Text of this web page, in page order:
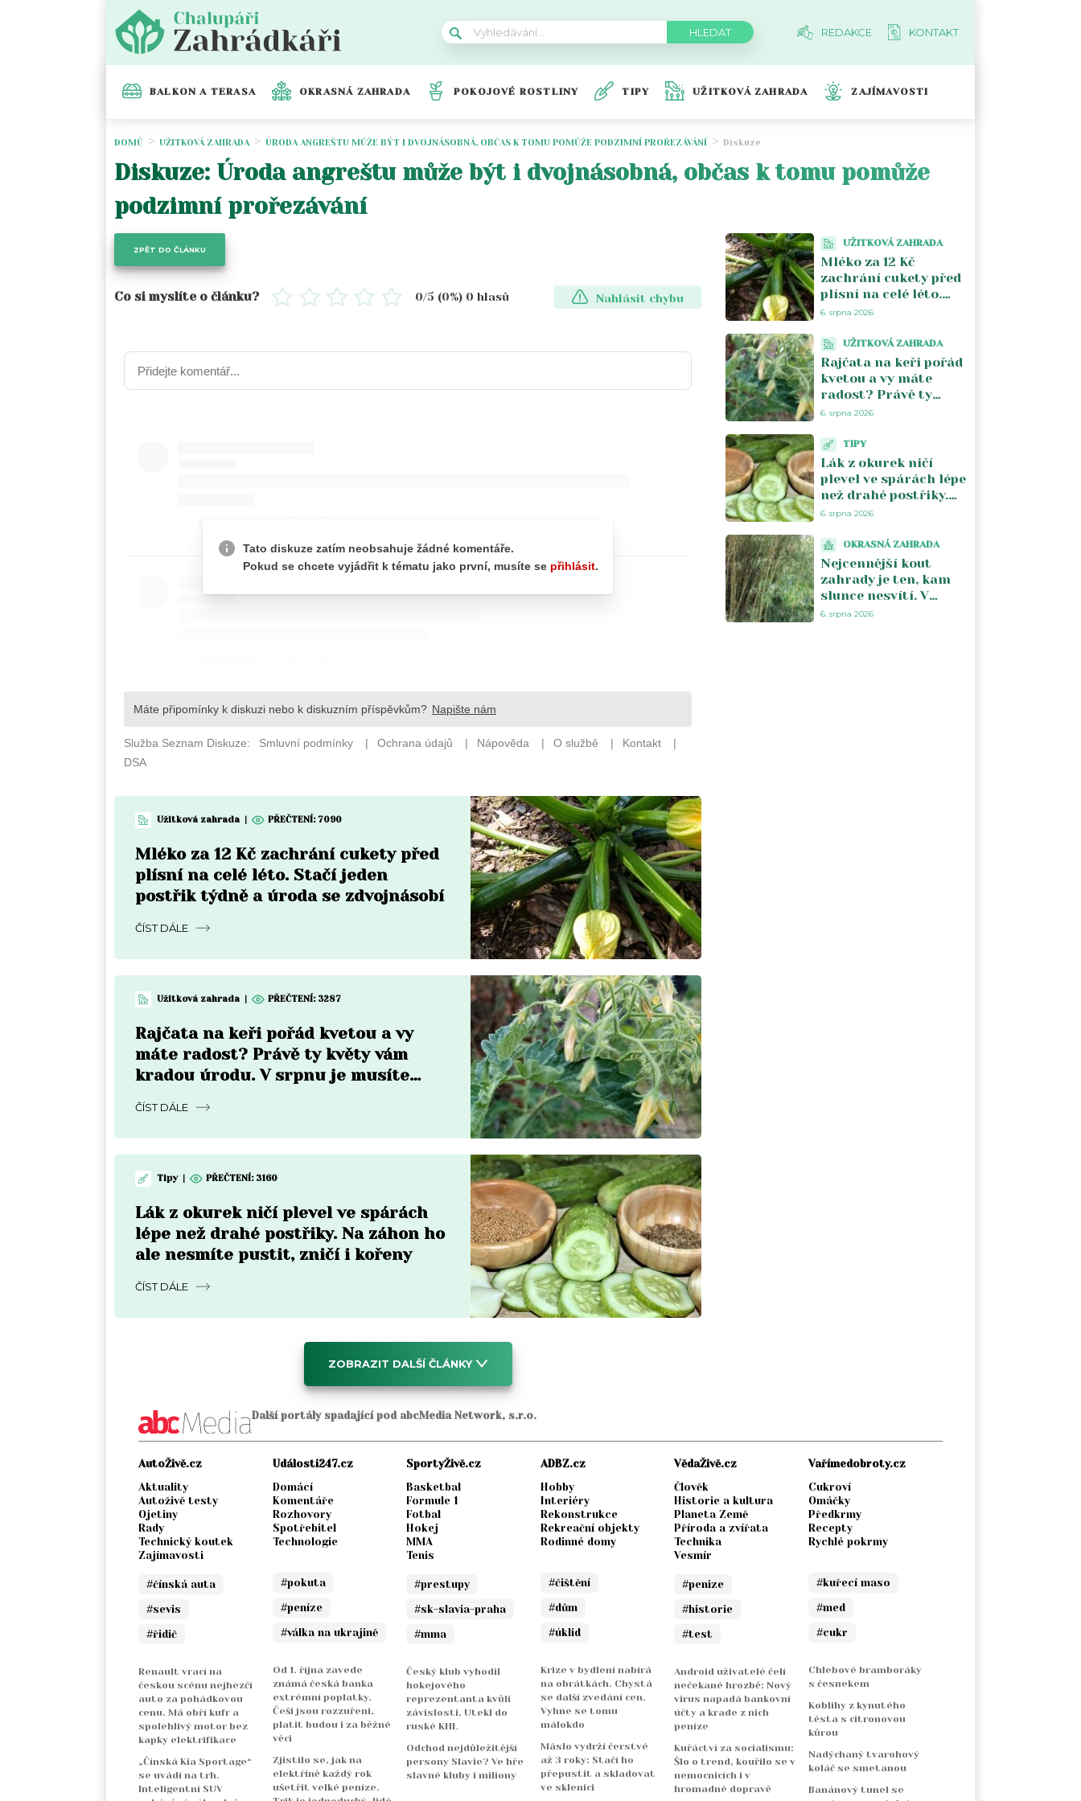
REDAKCE KONTAKT
BALKON A TERASA OKRASNÁ ZAHRADA POKOJOVÉ ROSTLINY TIPY UŽITKOVÁ ZAHRADA ZAJÍMAVOSTI
DOMŮ UŽITKOVÁ ZAHRADA ÚRODA ANGREŠTU MŮŽE BÝT I DVOJNÁSOBNÁ, OBČAS K TOMU POMŮŽE PODZIMNÍ PROŘEZÁVÁNÍ Diskuze
Diskuze: Úroda angreštu může být i dvojnásobná, občas k tomu pomůže
podzimní prořezávání
ZPĚT DO ČLÁNKU
Co si myslíte o článku? 0/5 (0%) 0 hlasů Nahlásit chybu
Užitková zahrada PŘEČTENÍ: 7090
Mléko za 12 Kč zachrání cukety před
plísní na celé léto. Stačí jeden
postřik týdně a úroda se zdvojnásobí
ČÍST DÁLE
Užitková zahrada PŘEČTENÍ: 3287
Rajčata na keři pořád kvetou a vy
máte radost? Právě ty květy vám
kradou úrodu. V srpnu je musíte
ČÍST DÁLE
Tipy PŘEČTENÍ: 3160
Lák z okurek ničí plevel ve spárách
lépe než drahé postřiky. Na záhon ho
ale nesmíte pustit, zničí i kořeny
ČÍST DÁLE
ZOBRAZIT DALŠÍ ČLÁNKY
UŽITKOVÁ ZAHRADA
Mléko za 12 Kč
zachrání cukety před
plísní na celé léto.
Stačí jeden postřik
zdvojnásobí
6. srpna 2026
UŽITKOVÁ ZAHRADA
Rajčata na keři pořád
kvetou a vy máte
radost? Právě ty
květy vám kradou
musíte zastavit
6. srpna 2026
TIPY
Lák z okurek ničí
plevel ve spárách lépe
než drahé postřiky.
Na záhon ho ale
kořeny
6. srpna 2026
OKRASNÁ ZAHRADA
Nejcennější kout
zahrady je ten, kam
slunce nesvítí. V
tropických dnech to
6. srpna 2026
Další portály spadající pod abcMedia Network, s.r.o.
AutoŽivě.cz
Aktuality
Autoživě testy
Ojetiny
Rady
Technický koutek
Zajímavosti
#čínská auta
#sevis
#řidič
Renault vrací na
českou scénu nejhezčí
auto za pohádkovou
cenu. Má obří kufr a
spolehlivý motor bez
kapky elektrifikace
„Čínská Kia Sportage“
se uvádí na trh.
Inteligentní SUV
Události247.cz
Domácí
Komentáře
Rozhovory
Spotřebitel
Technologie
#pokuta
#peníze
#válka na ukrajině
Od 1. října zavede
známá česká banka
extrémní poplatky.
Češi jsou rozzuřeni,
platit budou i za běžné
věci
Zjistilo se, jak na
elektřině každý rok
ušetřit velké peníze.
SportyŽivě.cz
Basketbal
Formule 1
Fotbal
Hokej
MMA
Tenis
#prestupy
#sk-slavia-praha
#mma
Český klub vyhodil
hokejového
reprezentanta kvůli
závislosti. Utekl do
ruské KHL
Odchod nejdůležitější
persony Slavie? Ve hře
slavné kluby i miliony
ADBZ.cz
Hobby
Interiéry
Rekonstrukce
Rekreační objekty
Rodinné domy
#čištění
#dům
#úklid
Krize v bydlení nabírá
na obrátkách. Chystá
se další zvedání cen.
Vyhne se tomu
málokdo
Máslo vydrží čerstvé
až 3 roky: Stačí ho
přepustit a skladovat
ve sklenici
VědaŽivě.cz
Člověk
Historie a kultura
Planeta Země
Příroda a zvířata
Technika
Vesmír
#penize
#historie
#test
Android uživatelé čelí
nečekané hrozbě: Nový
virus napadá bankovní
účty a krade z nich
peníze
Kuřáctví za socialismu:
Šlo o trend, kouřilo se v
nemocnicích i v
hromadné dopravě
Vařímedobroty.cz
Cukroví
Omáčky
Předkrmy
Recepty
Rychlé pokrmy
#kuřecí maso
#med
#cukr
Chlebové bramboráky
s česnekem
Koblihy z kynutého
těsta s citronovou
kůrou
Nadýchaný tvarohový
koláč se smetanou
Banánový tunel se